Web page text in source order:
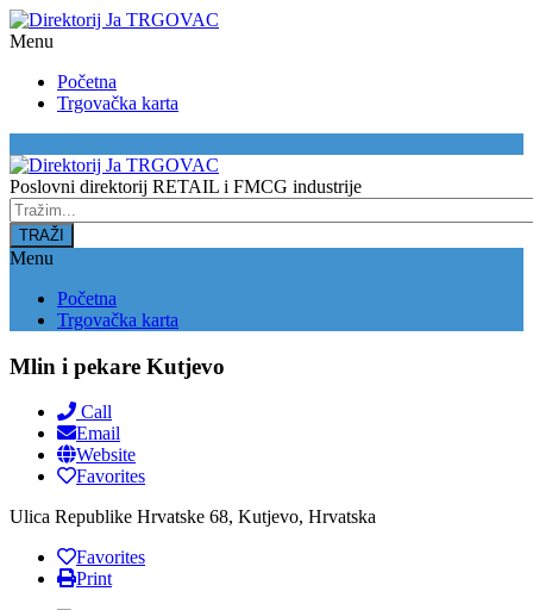
Menu
Početna
Trgovačka karta
Poslovni direktorij RETAIL i FMCG industrije
Menu
Početna
Trgovačka karta
Mlin i pekare Kutjevo
Call
Email
Website
Favorites
Ulica Republike Hrvatske 68, Kutjevo, Hrvatska
Favorites
Print